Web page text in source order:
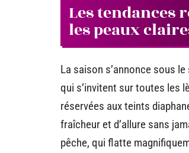
Les tendances
les peaux
La saison s’annonce sous
qui s’invitent sur toutes les
réservées aux teints
fraîcheur et d’allure sans
pêche, qui flatte